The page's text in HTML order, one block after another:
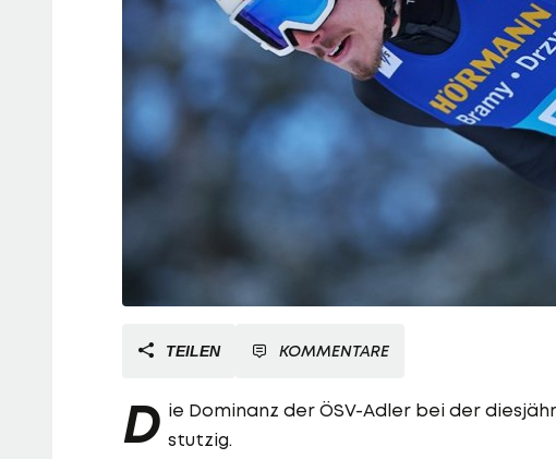
TEILEN KOMMENTARE
D ie Dominanz der ÖSV-Adler bei der
stutzig.